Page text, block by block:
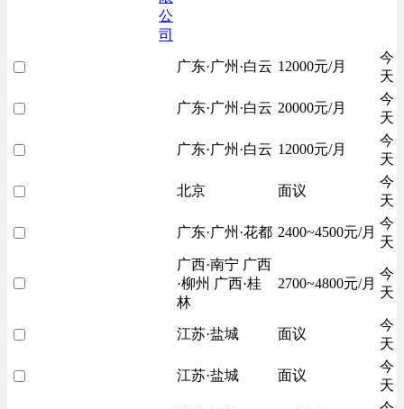
公
司
广东·广州·白云 12000元/月
今
天
广东·广州·白云 20000元/月
今
天
广东·广州·白云 12000元/月
今
天
北京 面议
今
天
广东·广州·花都 2400~4500元/月
今
天
广西·南宁 广西
·柳州 广西·桂
林
2700~4800元/月
今
天
江苏·盐城 面议
今
天
江苏·盐城 面议
今
天